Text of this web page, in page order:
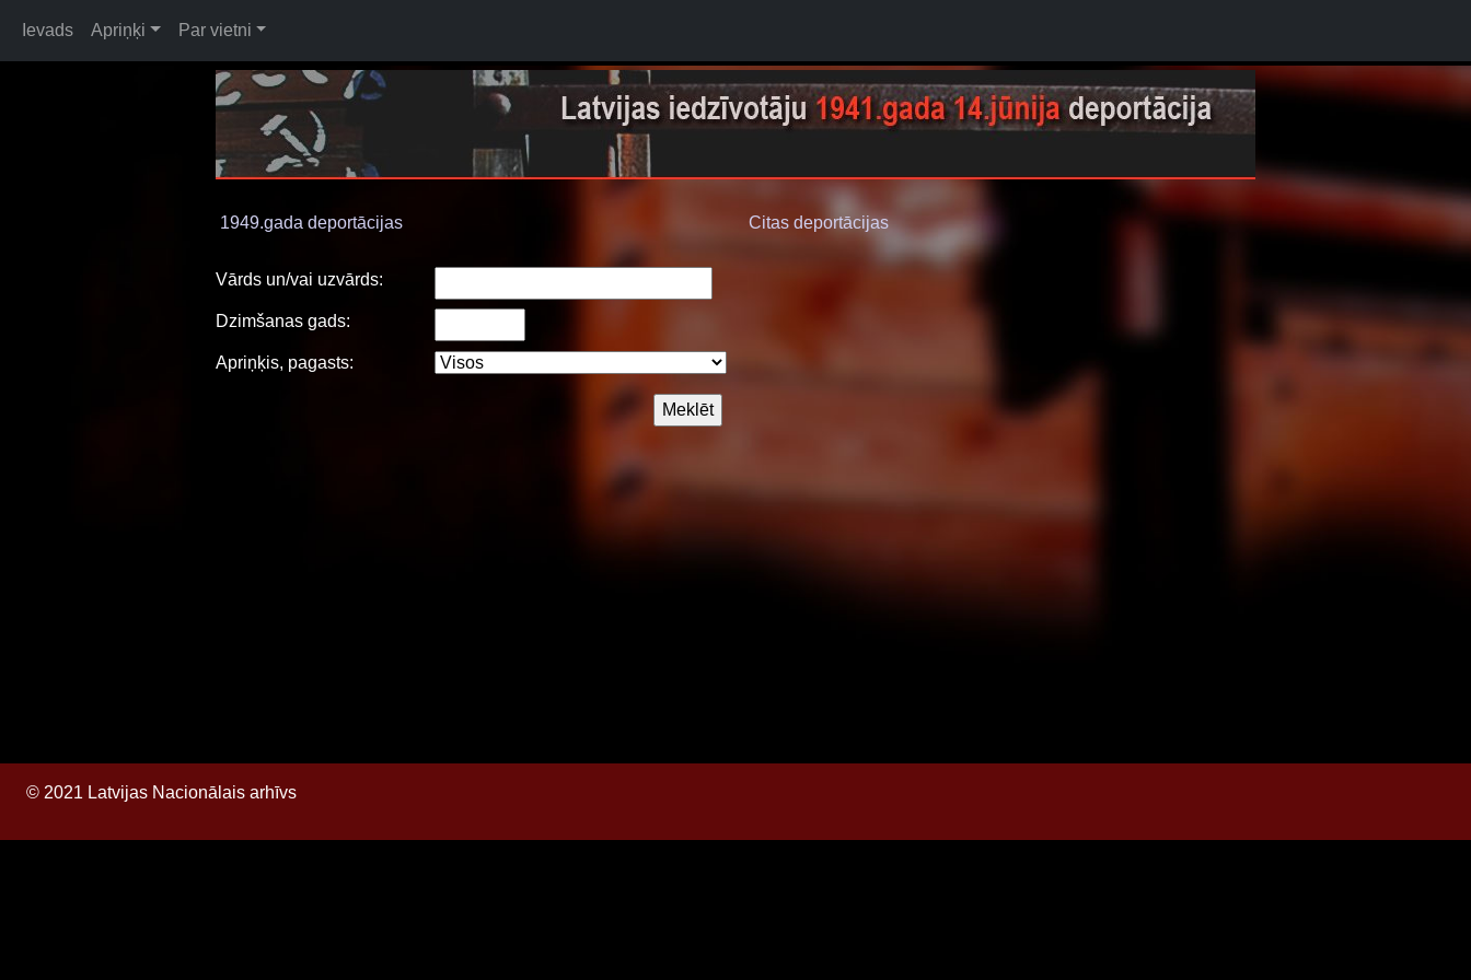
Ievads Apriņķi Par vietni
1949.gada deportācijas Citas deportācijas
Vārds un/vai uzvārds:
Dzimšanas gads:
Apriņķis, pagasts:
© 2021 Latvijas Nacionālais arhīvs